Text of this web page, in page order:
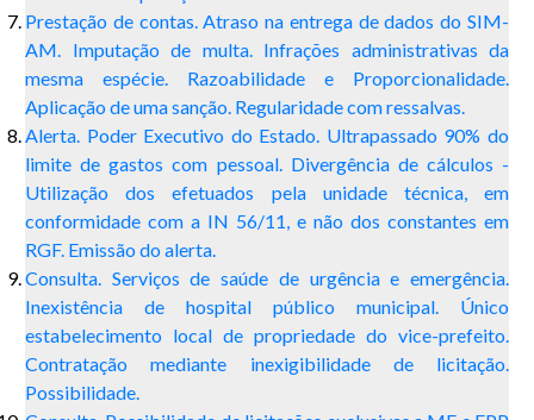
Prestação de contas. Atraso na entrega de dados do SIM-
AM. Imputação de multa. Infrações administrativas da
mesma espécie. Razoabilidade e Proporcionalidade.
Aplicação de uma sanção. Regularidade com ressalvas.
Alerta. Poder Executivo do Estado. Ultrapassado 90% do
limite de gastos com pessoal. Divergência de cálculos -
Utilização dos efetuados pela unidade técnica, em
conformidade com a IN 56/11, e não dos constantes em
RGF. Emissão do alerta.
Consulta. Serviços de saúde de urgência e emergência.
Inexistência de hospital público municipal. Único
estabelecimento local de propriedade do vice-prefeito.
Contratação mediante inexigibilidade de licitação.
Possibilidade.